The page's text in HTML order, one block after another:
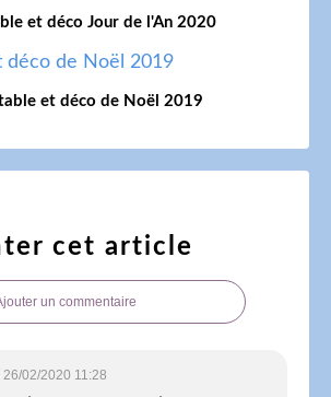
et déco Jour de l'An 2020
et déco de Noël 2019
cet article
un commentaire
26/02/2020 11:28